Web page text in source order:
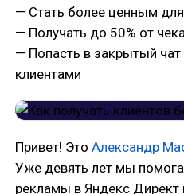
— Стать более ценным для
— Получать до 50% от
— Попасть в закрытый
клиентами
Привет! Это Александр
Уже девять лет мы
рекламы в Яндекс Директ